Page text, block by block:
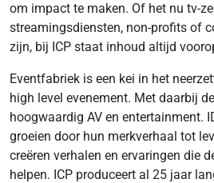
om impact te maken. Of het nu tv-
streamingsdiensten, non-profits of
zijn, bij ICP staat inhoud altijd
Eventfabriek is een kei in het
high level evenement. Met daarbij
hoogwaardig AV en entertainment.
groeien door hun merkverhaal tot
creëren verhalen en ervaringen die
helpen. ICP produceert al 25 jaar